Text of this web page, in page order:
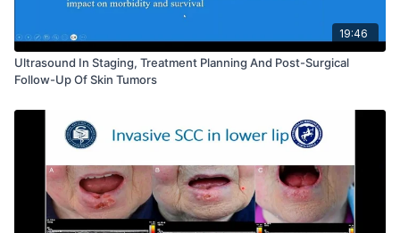
19:46
Ultrasound In Staging, Treatment Planning And Post-Surgical
Follow-Up Of Skin Tumors